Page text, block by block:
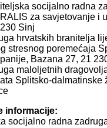
socijalno radna
za savjetovanje i
Sinj
hrvatskih branitelja
stresnog poremećaja
Bazana 27, 21
maloljetnih
Splitsko-dalmatinske
informacije:
socijalno radna